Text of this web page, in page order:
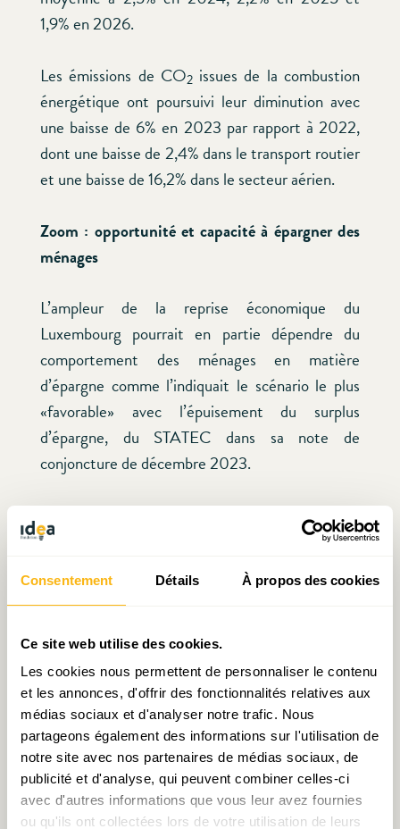
Consentement Détails À propos des cookies
Ce site web utilise des cookies.
Les cookies nous permettent de personnaliser le contenu
et les annonces, d'offrir des fonctionnalités relatives aux
médias sociaux et d'analyser notre trafic. Nous
partageons également des informations sur l'utilisation de
notre site avec nos partenaires de médias sociaux, de
publicité et d'analyse, qui peuvent combiner celles-ci
avec d'autres informations que vous leur avez fournies
ou qu'ils ont collectées lors de votre utilisation de leurs
1,9% en 2026.
Les émissions de CO2issues de la combustion
énergétique ont poursuivi leur diminution avec
une baisse de 6% en 2023 par rapport à 2022,
dont une baisse de 2,4% dans le transport routier
et une baisse de 16,2% dans le secteur aérien.
Zoom : opportunité et capacité à épargner des
ménages
L’ampleur de la reprise économique du
Luxembourg pourrait en partie dépendre du
comportement des ménages en matière
d’épargne comme l’indiquait le scénario le plus
«favorable» avec l’épuisement du surplus
d’épargne, du STATEC dans sa note de
conjoncture de décembre 2023.
Dans les enquêtes, les ménages indiquent une
légère augmentation de leur capacité d’épargne,
ce qui pourrait indiquer qu’ils estiment que leur
situation financière s’améliore, peut-être en lien
En revanche, leur sentiment sur l’opportunité
d’épargner demeure élevé et en hausse, ce qui
laisse encore planer un doute sur le scénario de «
désépargne » à la faveur de la consommation. Il
est possible que les ménages anticipent une
augmentation de leurs revenus grâce à un